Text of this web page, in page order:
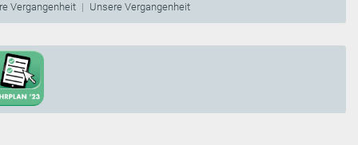
Vergangenheit Unsere Vergangenheit